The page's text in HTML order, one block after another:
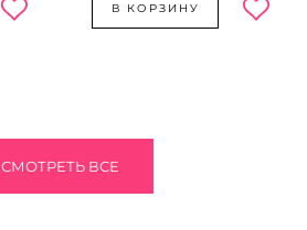
В КОРЗИНУ
СМОТРЕТЬ ВСЕ